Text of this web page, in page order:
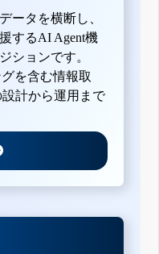
ータを横断し、
するAI Agent機
ションです。
を含む情報取
計から運用まで